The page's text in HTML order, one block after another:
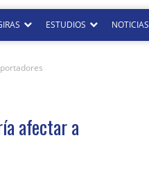
ESTUDIOS NOTICIAS
afectar a